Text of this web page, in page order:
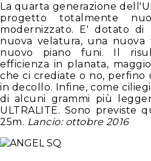
La quarta generazione
progetto totalmente
modernizzato. E' dotato
nuova velatura, una
nuovo piano funi. Il
efficienza in planata,
che ci crediate o no, perfino
in decollo. Infine, come
di alcuni grammi più
ULTRALITE. Sono previste
25m. Lancio: ottobre 2016